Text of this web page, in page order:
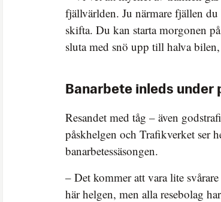
fjällvärlden. Ju närmare fjällen
skifta. Du kan starta morgonen
sluta med snö upp till halva bilen,
Banarbete inleds under
Resandet med tåg – även
påskhelgen och Trafikverket ser
banarbetessäsongen.
– Det kommer att vara lite
här helgen, men alla resebolag